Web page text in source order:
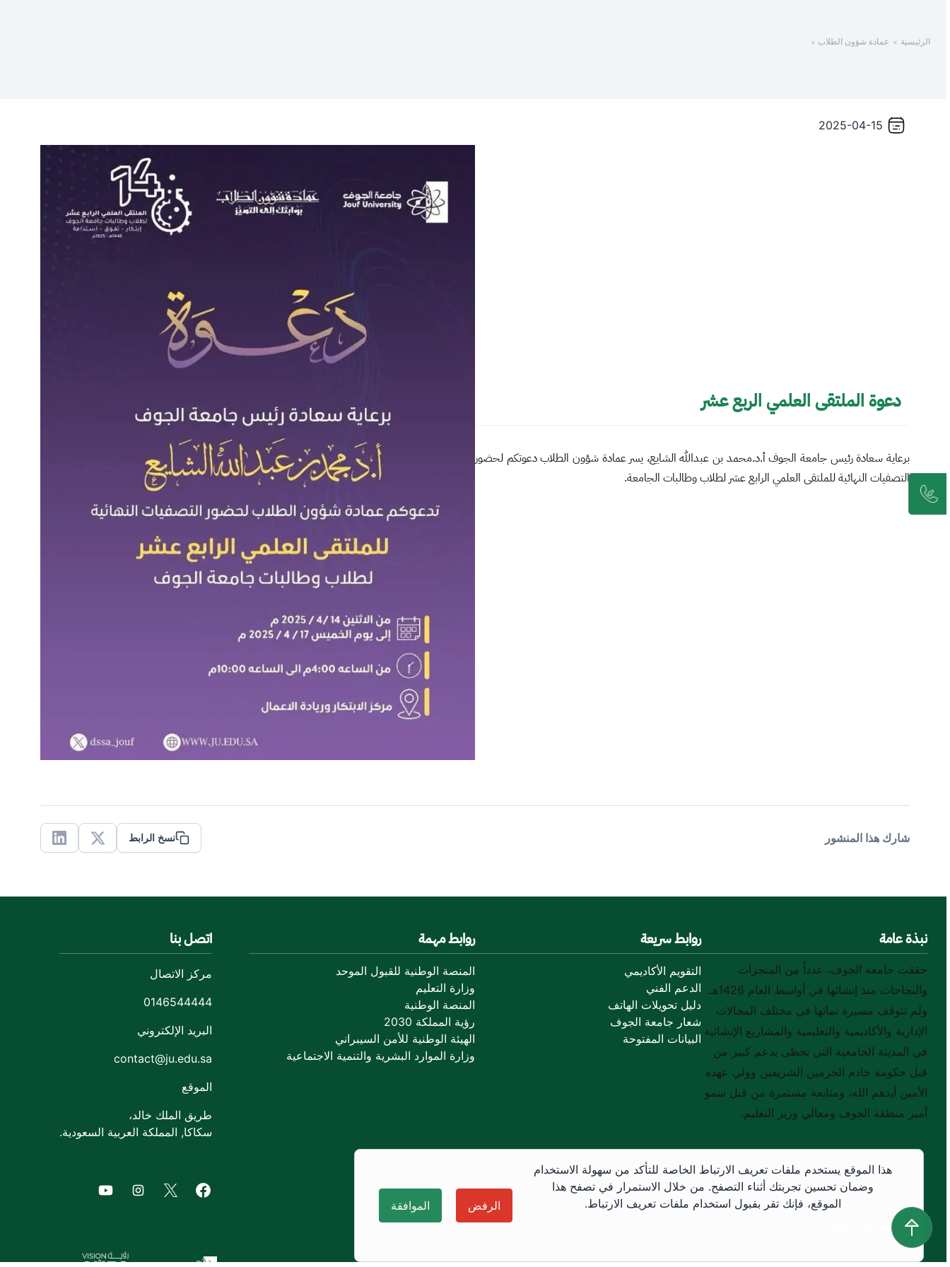
الرئيسية عمادة شؤون الطلاب
2025-04-15
دعوة الملتقى العلمي الربع عشر
برعاية سعادة رئيس جامعة الجوف أ.د.محمد بن عبدالله الشايع، يسر عمادة شؤون الطلاب دعوتكم لحضور
التصفيات النهائية للملتقى العلمي الرابع عشر لطلاب وطالبات الجامعة.
شارك هذا المنشور نسخ الرابط
X
Linkedin
نبذة عامة
حققت جامعة الجوف، عدداً من المنجزات
والنجاحات منذ إنشائها في أواسط العام 1426هـ
ولم تتوقف مسيرة نمائها في مختلف المجالات
الإدارية والأكاديمية والتعليمية والمشاريع الإنشائية
في المدينة الجامعية التي تحظى بدعم كبير من
قبل حكومة خادم الحرمين الشريفين وولي عهده
الأمين أيدهم الله، ومتابعة مستمرة من قبل سمو
أمير منطقة الجوف ومعالي وزير التعليم.
روابط سريعة
التقويم الأكاديمي
الدعم الفني
دليل تحويلات الهاتف
شعار جامعة الجوف
البيانات المفتوحة
روابط مهمة
المنصة الوطنية للقبول الموحد
وزارة التعليم
المنصة الوطنية
رؤية المملكة 2030
الهيئة الوطنية للأمن السيبراني
وزارة الموارد البشرية والتنمية الاجتماعية
اتصل بنا
مركز الاتصال
0146544444
البريد الإلكتروني
contact@ju.edu.sa
الموقع
طريق الملك خالد،
سكاكا, المملكة العربية السعودية.
Facebook of Jouf University
X of Jouf University
of Jouf University
هذا الموقع يستخدم ملفات تعريف الارتباط الخاصة للتأكد من سهولة الاستخدام
وضمان تحسين تجربتك أثناء التصفح. من خلال الاستمرار في تصفح هذا
الموقع، فإنك تقر بقبول استخدام ملفات تعريف الارتباط.
سياسة الاستخدام
الرفض الموافقة